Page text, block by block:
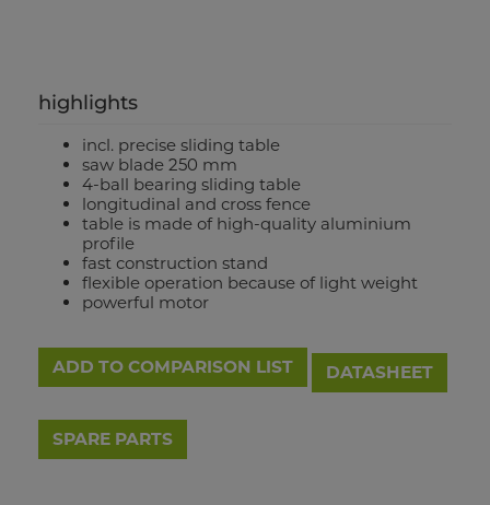
highlights
incl. precise sliding table
saw blade 250 mm
4-ball bearing sliding table
longitudinal and cross fence
table is made of high-quality aluminium
profile
fast construction stand
flexible operation because of light weight
powerful motor
ADD TO COMPARISON LIST DATASHEET